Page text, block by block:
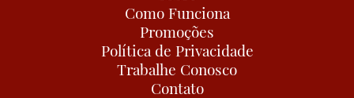
Como Funciona
Promoções
Política de Privacidade
Trabalhe Conosco
Contato